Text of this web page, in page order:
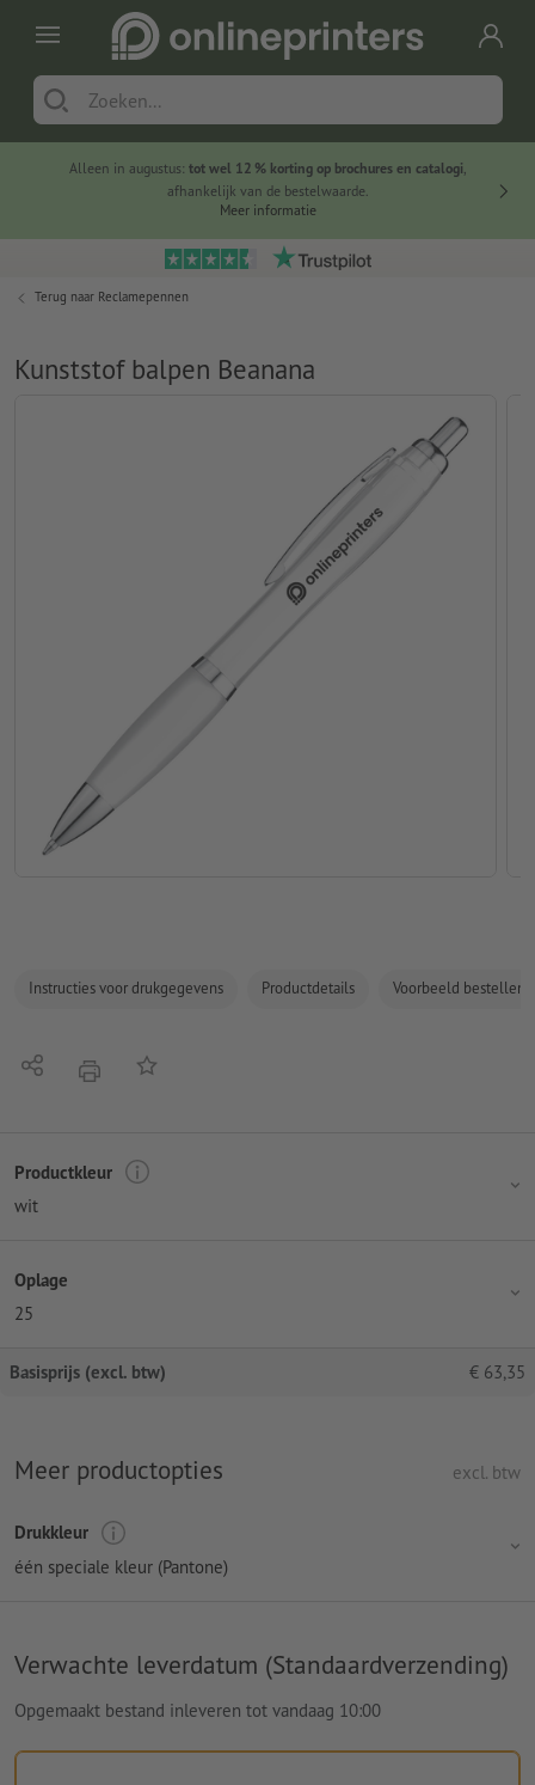
Alleen in augustus: tot wel 12 % korting op brochures en catalogi,
afhankelijk van de bestelwaarde.
Meer informatie
Terug naar Reclamepennen
Kunststof balpen Beanana
Instructies voor drukgegevens Productdetails Voorbeeld bestellen
Delen afdrukkenOp de lijst
Productkleur
wit
Oplage
25
Basisprijs (excl. btw) € 63,35
Meer productopties excl. btw
Drukkleur
één speciale kleur (Pantone)
Verwachte leverdatum (Standaardverzending)
Opgemaakt bestand inleveren tot vandaag 10:00